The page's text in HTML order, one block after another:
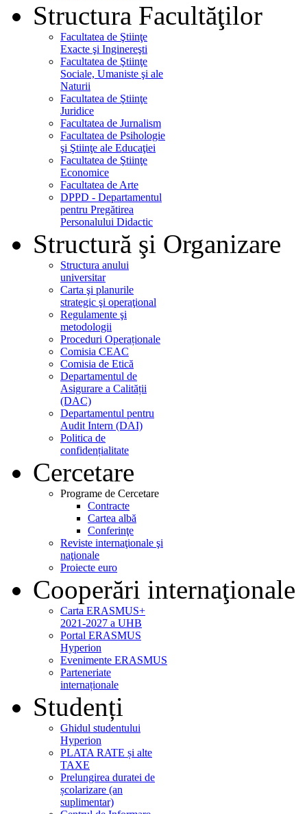
Structura Facultăţilor
Facultatea de Ştiinţe
Exacte şi Inginereşti
Facultatea de Ştiinţe
Sociale, Umaniste şi ale
Naturii
Facultatea de Ştiinţe
Juridice
Facultatea de Jurnalism
Facultatea de Psihologie
şi Ştiinţe ale Educaţiei
Facultatea de Ştiinţe
Economice
Facultatea de Arte
DPPD - Departamentul
pentru Pregătirea
Personalului Didactic
Structură şi Organizare
Structura anului
universitar
Carta şi planurile
strategic şi operaţional
Regulamente şi
metodologii
Proceduri Operaționale
Comisia CEAC
Comisia de Etică
Departamentul de
Asigurare a Calității
(DAC)
Departamentul pentru
Audit Intern (DAI)
Politica de
confidențialitate
Cercetare
Programe de Cercetare
Contracte
Cartea albă
Conferinţe
Reviste internaţionale şi
naţionale
Proiecte euro
Cooperări internaţionale
Carta ERASMUS+
2021-2027 a UHB
Portal ERASMUS
Hyperion
Evenimente ERASMUS
Parteneriate
internaționale
Studenți
Ghidul studentului
Hyperion
PLATA RATE și alte
TAXE
Prelungirea duratei de
școlarizare (an
suplimentar)